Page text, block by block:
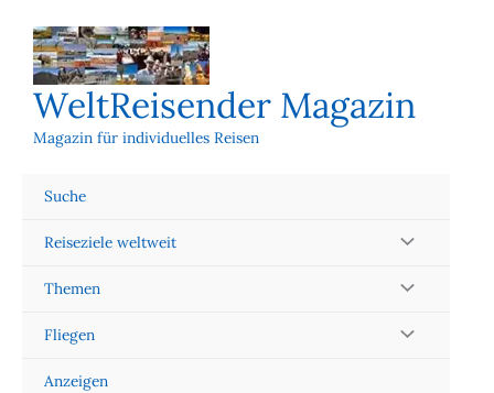
Inhalt
springen
WeltReisender Magazin
Magazin für individuelles Reisen
Suche
Reiseziele weltweit
Themen
Fliegen
Anzeigen